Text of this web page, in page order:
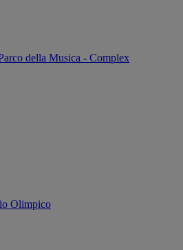
della Musica - Complex
Olimpico